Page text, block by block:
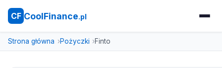
CF CoolFinance.pl
Strona główna Pożyczki Finto